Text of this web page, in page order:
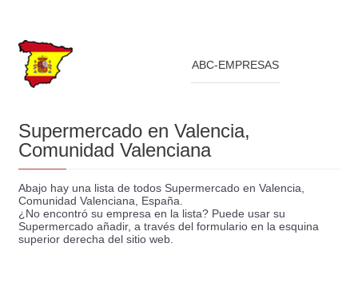
ABC-EMPRESAS
Supermercado en Valencia,
Comunidad Valenciana
Abajo hay una lista de todos Supermercado en Valencia,
Comunidad Valenciana, España.
¿No encontró su empresa en la lista? Puede usar su
Supermercado añadir, a través del formulario en la esquina
superior derecha del sitio web.